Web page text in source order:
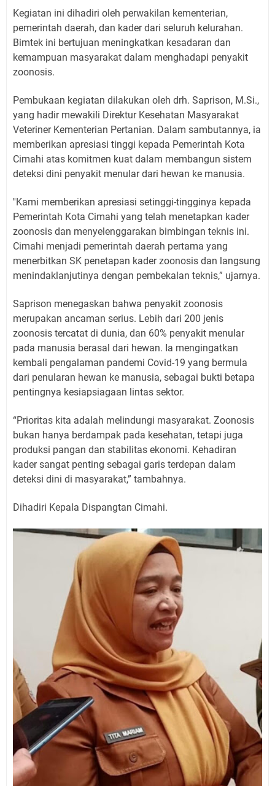
Kegiatan ini dihadiri oleh perwakilan kementerian,
pemerintah daerah, dan kader dari seluruh kelurahan.
Bimtek ini bertujuan meningkatkan kesadaran dan
kemampuan masyarakat dalam menghadapi penyakit
zoonosis.
Pembukaan kegiatan dilakukan oleh drh. Saprison, M.Si.,
yang hadir mewakili Direktur Kesehatan Masyarakat
Veteriner Kementerian Pertanian. Dalam sambutannya, ia
memberikan apresiasi tinggi kepada Pemerintah Kota
Cimahi atas komitmen kuat dalam membangun sistem
deteksi dini penyakit menular dari hewan ke manusia.
''Kami memberikan apresiasi setinggi-tingginya kepada
Pemerintah Kota Cimahi yang telah menetapkan kader
zoonosis dan menyelenggarakan bimbingan teknis ini.
Cimahi menjadi pemerintah daerah pertama yang
menerbitkan SK penetapan kader zoonosis dan langsung
menindaklanjutinya dengan pembekalan teknis,” ujarnya.
Saprison menegaskan bahwa penyakit zoonosis
merupakan ancaman serius. Lebih dari 200 jenis
zoonosis tercatat di dunia, dan 60% penyakit menular
pada manusia berasal dari hewan. Ia mengingatkan
kembali pengalaman pandemi Covid-19 yang bermula
dari penularan hewan ke manusia, sebagai bukti betapa
pentingnya kesiapsiagaan lintas sektor.
“Prioritas kita adalah melindungi masyarakat. Zoonosis
bukan hanya berdampak pada kesehatan, tetapi juga
produksi pangan dan stabilitas ekonomi. Kehadiran
kader sangat penting sebagai garis terdepan dalam
deteksi dini di masyarakat,” tambahnya.
Dihadiri Kepala Dispangtan Cimahi.